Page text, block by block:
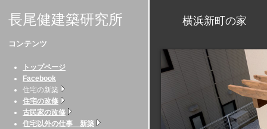
長尾健建築研究所
コンテンツ
トップページ
Facebook
住宅の新築
住宅の改修
古民家の改修
住宅以外の仕事 新築
横浜新町の家